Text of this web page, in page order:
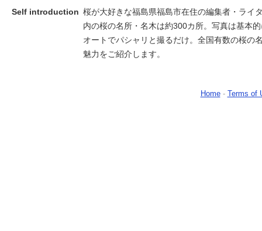
Self introduction 桜が大好きな福島県福島市在住の編集者・ライ
内の桜の名所・名木は約300カ所。写真は基本
オートでパシャリと撮るだけ。全国有数の桜の
魅力をご紹介します。
Home- Terms of